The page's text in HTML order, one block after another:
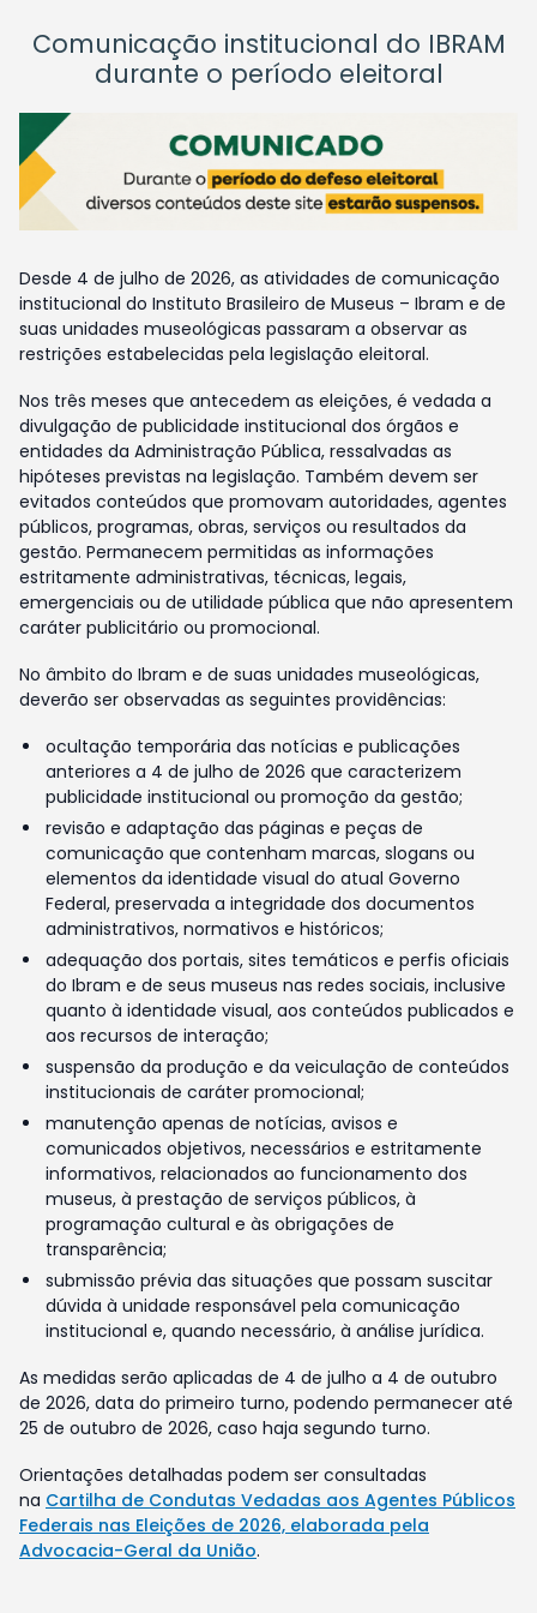
Comunicação institucional do IBRAM
durante o período eleitoral
Desde 4 de julho de 2026, as atividades de comunicação
institucional do Instituto Brasileiro de Museus – Ibram e de
suas unidades museológicas passaram a observar as
restrições estabelecidas pela legislação eleitoral.
Nos três meses que antecedem as eleições, é vedada a
divulgação de publicidade institucional dos órgãos e
entidades da Administração Pública, ressalvadas as
hipóteses previstas na legislação. Também devem ser
evitados conteúdos que promovam autoridades, agentes
públicos, programas, obras, serviços ou resultados da
gestão. Permanecem permitidas as informações
estritamente administrativas, técnicas, legais,
emergenciais ou de utilidade pública que não apresentem
caráter publicitário ou promocional.
No âmbito do Ibram e de suas unidades museológicas,
deverão ser observadas as seguintes providências:
ocultação temporária das notícias e publicações
anteriores a 4 de julho de 2026 que caracterizem
publicidade institucional ou promoção da gestão;
revisão e adaptação das páginas e peças de
comunicação que contenham marcas, slogans ou
elementos da identidade visual do atual Governo
Federal, preservada a integridade dos documentos
administrativos, normativos e históricos;
adequação dos portais, sites temáticos e perfis oficiais
do Ibram e de seus museus nas redes sociais, inclusive
quanto à identidade visual, aos conteúdos publicados e
aos recursos de interação;
suspensão da produção e da veiculação de conteúdos
institucionais de caráter promocional;
manutenção apenas de notícias, avisos e
comunicados objetivos, necessários e estritamente
informativos, relacionados ao funcionamento dos
museus, à prestação de serviços públicos, à
programação cultural e às obrigações de
transparência;
submissão prévia das situações que possam suscitar
dúvida à unidade responsável pela comunicação
institucional e, quando necessário, à análise jurídica.
As medidas serão aplicadas de 4 de julho a 4 de outubro
de 2026, data do primeiro turno, podendo permanecer até
25 de outubro de 2026, caso haja segundo turno.
Orientações detalhadas podem ser consultadas
na Cartilha de Condutas Vedadas aos Agentes Públicos
Federais nas Eleições de 2026, elaborada pela
Advocacia-Geral da União.